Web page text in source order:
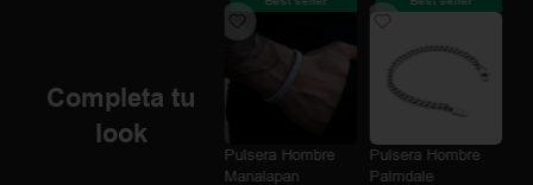
Completa tu
look
Collar Hombre
Pulsera Hombre
Manalapan
Pulsera Hombre
Palmdale